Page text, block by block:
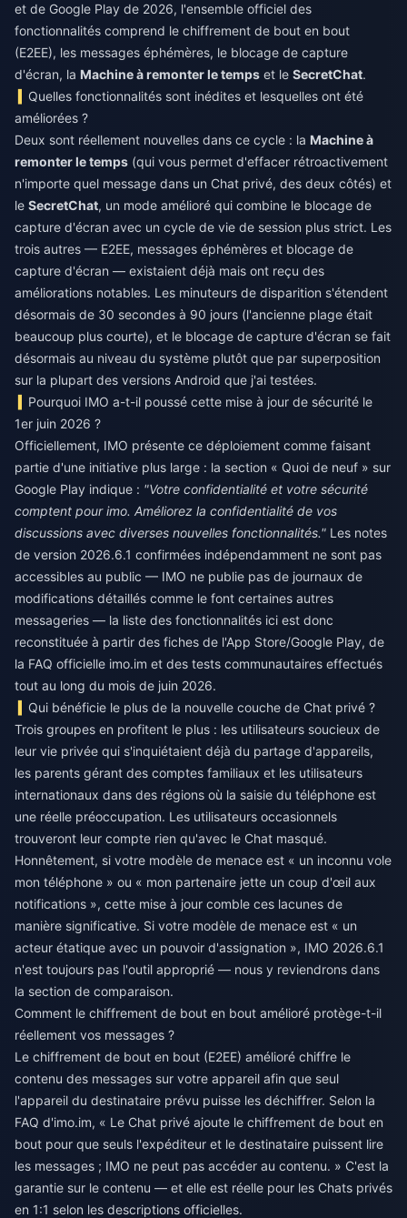
et de Google Play de 2026, l'ensemble officiel des
fonctionnalités comprend le chiffrement de bout en bout
(E2EE), les messages éphémères, le blocage de capture
d'écran, la Machine à remonter le temps et le SecretChat.
Quelles fonctionnalités sont inédites et lesquelles ont été
améliorées ?
Deux sont réellement nouvelles dans ce cycle : la Machine à
remonter le temps (qui vous permet d'effacer rétroactivement
n'importe quel message dans un Chat privé, des deux côtés) et
le SecretChat, un mode amélioré qui combine le blocage de
capture d'écran avec un cycle de vie de session plus strict. Les
trois autres — E2EE, messages éphémères et blocage de
capture d'écran — existaient déjà mais ont reçu des
améliorations notables. Les minuteurs de disparition s'étendent
désormais de 30 secondes à 90 jours (l'ancienne plage était
beaucoup plus courte), et le blocage de capture d'écran se fait
désormais au niveau du système plutôt que par superposition
sur la plupart des versions Android que j'ai testées.
Pourquoi IMO a-t-il poussé cette mise à jour de sécurité le
1er juin 2026 ?
Officiellement, IMO présente ce déploiement comme faisant
partie d'une initiative plus large : la section « Quoi de neuf » sur
Google Play indique : "Votre confidentialité et votre sécurité
comptent pour imo. Améliorez la confidentialité de vos
discussions avec diverses nouvelles fonctionnalités." Les notes
de version 2026.6.1 confirmées indépendamment ne sont pas
accessibles au public — IMO ne publie pas de journaux de
modifications détaillés comme le font certaines autres
messageries — la liste des fonctionnalités ici est donc
reconstituée à partir des fiches de l'App Store/Google Play, de
la FAQ officielle imo.im et des tests communautaires effectués
tout au long du mois de juin 2026.
Qui bénéficie le plus de la nouvelle couche de Chat privé ?
Trois groupes en profitent le plus : les utilisateurs soucieux de
leur vie privée qui s'inquiétaient déjà du partage d'appareils,
les parents gérant des comptes familiaux et les utilisateurs
internationaux dans des régions où la saisie du téléphone est
une réelle préoccupation. Les utilisateurs occasionnels
trouveront leur compte rien qu'avec le Chat masqué.
Honnêtement, si votre modèle de menace est « un inconnu vole
mon téléphone » ou « mon partenaire jette un coup d'œil aux
notifications », cette mise à jour comble ces lacunes de
manière significative. Si votre modèle de menace est « un
acteur étatique avec un pouvoir d'assignation », IMO 2026.6.1
n'est toujours pas l'outil approprié — nous y reviendrons dans
la section de comparaison.
Comment le chiffrement de bout en bout amélioré protège-t-il
réellement vos messages ?
Le chiffrement de bout en bout (E2EE) amélioré chiffre le
contenu des messages sur votre appareil afin que seul
l'appareil du destinataire prévu puisse les déchiffrer. Selon la
FAQ d'imo.im, « Le Chat privé ajoute le chiffrement de bout en
bout pour que seuls l'expéditeur et le destinataire puissent lire
les messages ; IMO ne peut pas accéder au contenu. » C'est la
garantie sur le contenu — et elle est réelle pour les Chats privés
en 1:1 selon les descriptions officielles.